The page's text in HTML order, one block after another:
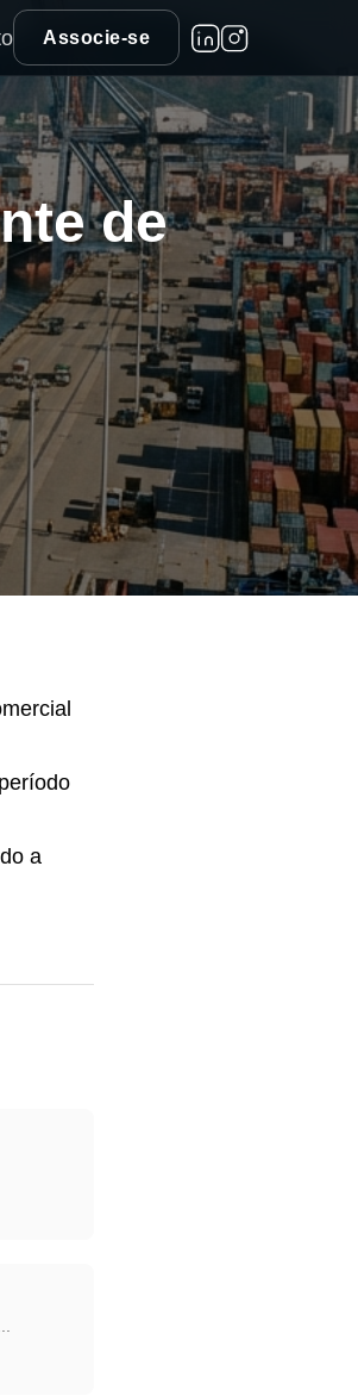
Associe-se
de
a